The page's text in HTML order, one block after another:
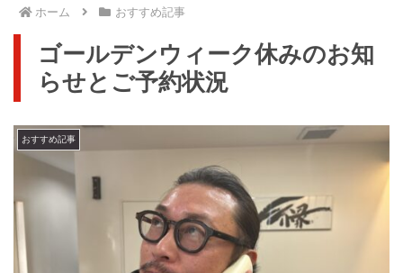
ホーム おすすめ記事
ゴールデンウィーク休みのお知
らせとご予約状況
おすすめ記事